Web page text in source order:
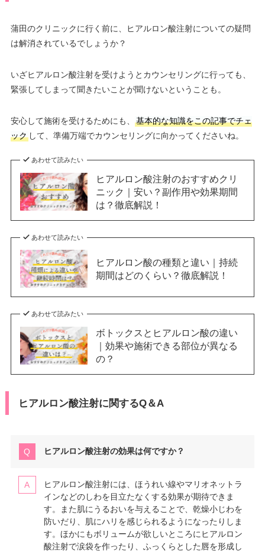
蒲田のクリニックに行く前に、ヒアルロン酸注射についての疑問
は解消されているでしょうか？
いざヒアルロン酸注射を受けようとカウンセリングに行っても、
緊張してしまって聞きたいことが聞けないということも。
安心して施術を受けるためにも、
基本的な知識をこの記事でチェ
ックして、準備万端でカウンセリングに向かってくださいね。
あわせて読みたい
ヒアルロン酸注射のおすすめクリ
ニック｜安い？副作用や効果期間
は？徹底解説！
あわせて読みたい
ヒアルロン酸の種類と違い｜持続
期間はどのくらい？徹底解説！
あわせて読みたい
ボトックスとヒアルロン酸の違い
｜効果や施術できる部位が異なる
の？
ヒアルロン酸注射に関するQ＆A
ヒアルロン酸注射の効果は何ですか？
ヒアルロン酸注射には、ほうれい線やマリオネットラ
インなどのしわを目立たなくする効果が期待できま
す。また肌にうるおいを与えることで、乾燥小じわを
防いだり、肌にハリを感じられるようになったりしま
す。ほかにもボリュームが欲しいところにヒアルロン
酸注射で涙袋を作ったり、ふっくらとした唇を形成し